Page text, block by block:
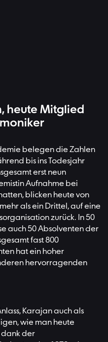
heute Mitglied
belegen die Zahlen
bis ins Todesjahr
erst neun
Aufnahme bei
blicken heute von
als ein Drittel, auf eine
zurück. In 50
auch 50 Absolventen der
fast 800
hat ein hoher
hervorragenden
Karajan auch als
wie man heute
dank der